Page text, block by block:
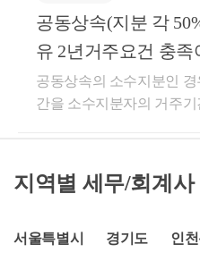
★ 주요 경력
- 121,000건 이상의
- 600건 이상의 경
억 이상 세금 환급
- 전문가 플랫폼 '아
- 지식공유플랫폼 '
다른 주택(B, C)을 취득하
년 이상 거주한 B주택을
시행령? 제156조의2제5항
대 1주택 특례가 적용되
8,000건 이상의 세금 상담
가 플랫폼 '아하커넥츠(현
(약 500건 이상 상담)- 지식
유)- 한국경제필진- 서울시
도 됩니다. 도움이
계약은 위 기간안에 있지
계약을 위 기간안에 체결
공동상속(지분 각
유 2년거주요건 충족
공동상속의 소수지분인 경
간을 소수지분자의 거주
법이 반영해 준것으로 보시면 됩니다.
음과 같습니다. ⑫ 제1항을 적용할 때 취득 당시에 조
외의 부분 본문에 따른 공
지역별 세무/회계사
서울특별시 경기도 인천